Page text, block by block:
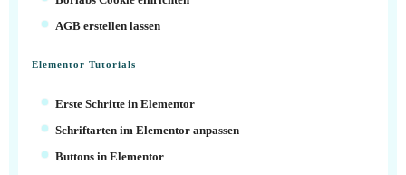
AGB erstellen lassen
Elementor Tutorials
Erste Schritte in Elementor
Schriftarten im Elementor anpassen
Buttons in Elementor